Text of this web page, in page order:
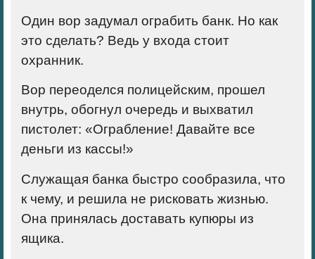
Один вор задумал ограбить банк. Но как
это сделать? Ведь у входа стоит
охранник.
Вор переоделся полицейским, прошел
внутрь, обогнул очередь и выхватил
пистолет: «Ограбление! Давайте все
деньги из кассы!»
Служащая банка быстро сообразила, что
к чему, и решила не рисковать жизнью.
Она принялась доставать купюры из
ящика.